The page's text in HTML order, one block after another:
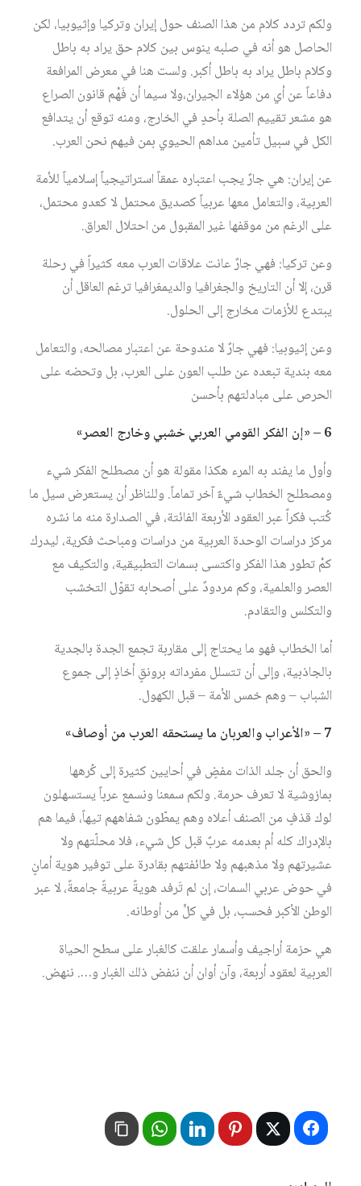
ولكم تردد كلام من هذا الصنف حول إيران وتركيا وإثيوبيا، لكن
الحاصل هو أنه في صلبه ينوس بين كلام حق يراد به باطل
وكلام باطل يراد به باطل أكبر. ولست هنا في معرض المرافعة
دفاعاً عن أي من هؤلاء الجيران،ولا سيما أن فَهْم قانون الصراع
هو مشعر تقييم الصلة بأحدٍ في الخارج، ومنه توقع أن يتدافع
الكل في سبيل تأمين مداهم الحيوي بمن فيهم نحن العرب.
عن إيران: هي جارٌ يجب اعتباره عمقاً استراتيجياً إسلامياً للأمة
العربية، والتعامل معها عربياً كصديق محتمل لا كعدو محتمل،
على الرغم من موقفها غير المقبول من احتلال العراق.
وعن تركيا: فهي جارٌ عانت علاقات العرب معه كثيراً في رحلة
قرن، إلا أن التاريخ والجغرافيا والديمغرافيا ترغم العاقل أن
يبتدع للأزمات مخارج إلى الحلول.
وعن إثيوبيا: فهي جارٌ لا مندوحة عن اعتبار مصالحه، والتعامل
معه بندية تبعده عن طلب العون على العرب، بل وتحضه على
الحرص على مبادلتهم بأحسن
6 – «إن الفكر القومي العربي خشبي وخارج العصر»
وأول ما يفند به المرء هكذا مقولة هو أن مصطلح الفكر شيء
ومصطلح الخطاب شيءٌ آخر تماماً. وللناظر أن يستعرض سيل ما
كُتب فكراً عبر العقود الأربعة الفائتة، في الصدارة منه ما نشره
مركز دراسات الوحدة العربية من دراسات ومباحث فكرية، ليدرك
كمْ تطور هذا الفكر واكتسى بسمات التطبيقية، والتكيف مع
العصر والعلمية، وكم مردودٌ على أصحابه تقوّل التخشب
والتكلس والتقادم.
أما الخطاب فهو ما يحتاج إلى مقاربة تجمع الجدة بالجدية
بالجاذبية، وإلى أن تتسلل مفرداته برونقٍ أخاذٍ إلى جموع
الشباب – وهم خمس الأمة – قبل الكهول.
7 – «الأعراب والعربان ما يستحقه العرب من أوصاف»
والحق أن جلد الذات مفضٍ في أحايين كثيرة إلى كُرهها
بمازوشية لا تعرف حرمة. ولكم سمعنا ونسمع عرباً يستسهلون
لوك قذفٍ من الصنف أعلاه وهم يمطّون شفاههم تيهاً، فيما هم
بالإدراك كله أم بعدمه عربٌ قبل كل شيء، فلا محلّتهم ولا
عشيرتهم ولا مذهبهم ولا طائفتهم بقادرة على توفير هوية أمانٍ
في حوض عربي السمات، إن لم تَرفد هويةً عربيةً جامعةً، لا عبر
الوطن الأكبر فحسب، بل في كلٍّ من أوطانه.
هي حزمة أراجيف وأسمار علقت كالغبار على سطح الحياة
العربية لعقود أربعة، وآن أوان أن ننفض ذلك الغبار و…. ننهض.